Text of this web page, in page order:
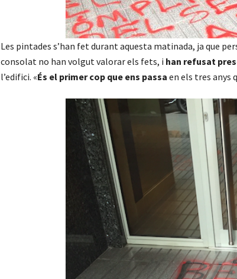
Les pintades s’han fet durant aquesta matinada, ja que
consolat no han volgut valorar els fets, i han refusat
l’edifici. «És el primer cop que ens passa en els tres anys